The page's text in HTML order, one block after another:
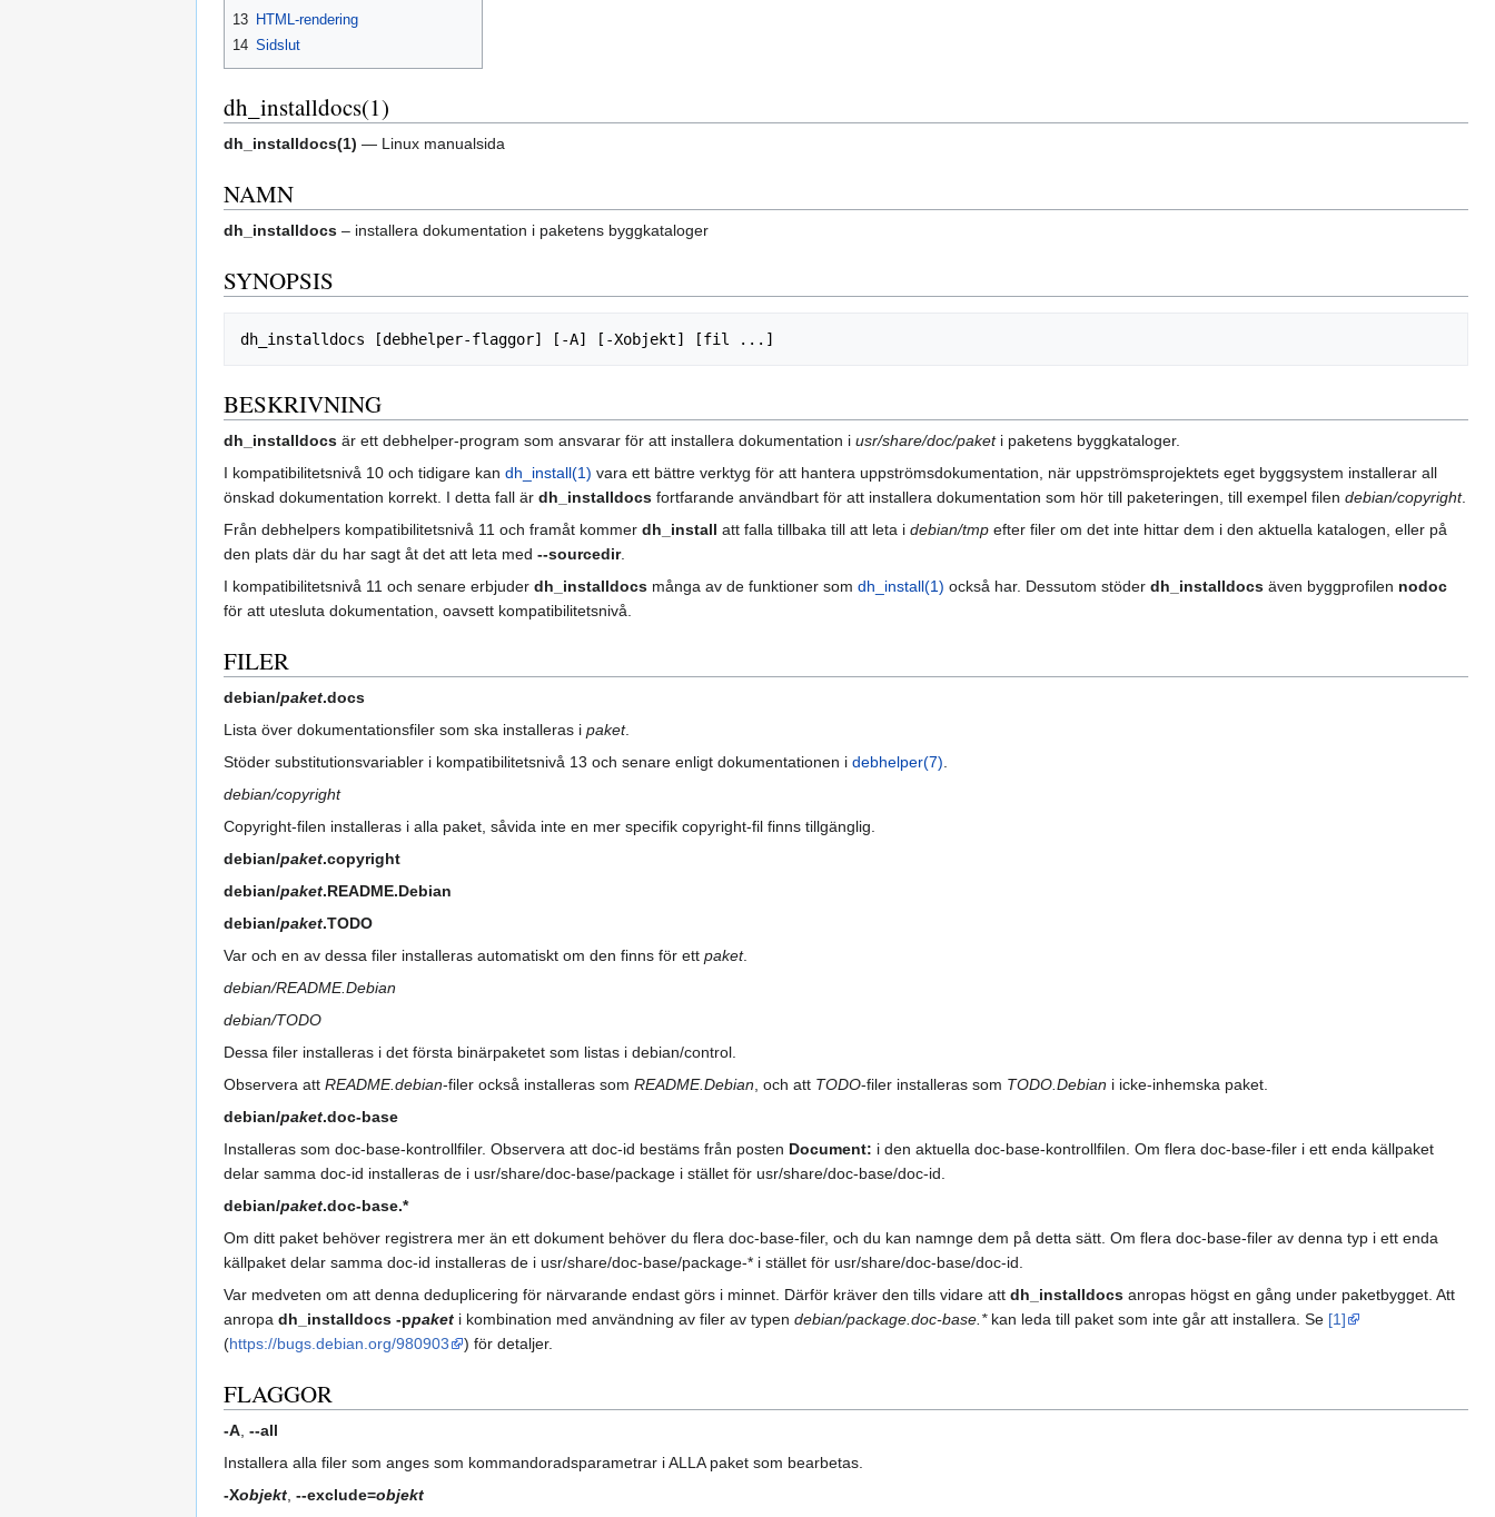
13 HTML-rendering
14 Sidslut
dh_installdocs(1)
dh_installdocs(1) — Linux manualsida
NAMN
dh_installdocs – installera dokumentation i paketens byggkataloger
SYNOPSIS
BESKRIVNING
dh_installdocs är ett debhelper-program som ansvarar för att installera dokumentation i usr/share/doc/paketi paketens byggkataloger.
I kompatibilitetsnivå 10 och tidigare kan dh_install(1) vara ett bättre verktyg för att hantera uppströmsdokumentation, när uppströmsprojektets eget byggsystem installerar all
önskad dokumentation korrekt. I detta fall är dh_installdocs fortfarande användbart för att installera dokumentation som hör till paketeringen, till exempel filen debian/copyright.
Från debhelpers kompatibilitetsnivå 11 och framåt kommer dh_install att falla tillbaka till att leta i debian/tmp efter filer om det inte hittar dem i den aktuella katalogen, eller på
den plats där du har sagt åt det att leta med --sourcedir.
I kompatibilitetsnivå 11 och senare erbjuder dh_installdocs många av de funktioner som dh_install(1) också har. Dessutom stöder dh_installdocs även byggprofilen nodoc
för att utesluta dokumentation, oavsett kompatibilitetsnivå.
FILER
debian/paket.docs
Lista över dokumentationsfiler som ska installeras i paket.
Stöder substitutionsvariabler i kompatibilitetsnivå 13 och senare enligt dokumentationen i debhelper(7).
debian/copyright
Copyright-filen installeras i alla paket, såvida inte en mer specifik copyright-fil finns tillgänglig.
debian/paket.copyright
debian/paket.README.Debian
debian/paket.TODO
Var och en av dessa filer installeras automatiskt om den finns för ett paket.
debian/README.Debian
debian/TODO
Dessa filer installeras i det första binärpaketet som listas i debian/control.
Observera att README.debian-filer också installeras som README.Debian, och att TODO-filer installeras som TODO.Debian i icke-inhemska paket.
debian/paket.doc-base
Installeras som doc-base-kontrollfiler. Observera att doc-id bestäms från posten Document: i den aktuella doc-base-kontrollfilen. Om flera doc-base-filer i ett enda källpaket
delar samma doc-id installeras de i usr/share/doc-base/package i stället för usr/share/doc-base/doc-id.
debian/paket.doc-base.*
Om ditt paket behöver registrera mer än ett dokument behöver du flera doc-base-filer, och du kan namnge dem på detta sätt. Om flera doc-base-filer av denna typ i ett enda
källpaket delar samma doc-id installeras de i usr/share/doc-base/package-* i stället för usr/share/doc-base/doc-id.
Var medveten om att denna deduplicering för närvarande endast görs i minnet. Därför kräver den tills vidare att dh_installdocs anropas högst en gång under paketbygget. Att
anropa dh_installdocs -ppaket i kombination med användning av filer av typen debian/package.doc-base.*kan leda till paket som inte går att installera. Se [1]
(https://bugs.debian.org/980903 ) för detaljer.
FLAGGOR
-A, --all
Installera alla filer som anges som kommandoradsparametrar i ALLA paket som bearbetas.
-Xobjekt, --exclude=objekt